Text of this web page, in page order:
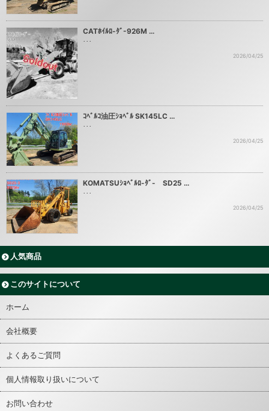
CATﾎｲﾙﾛ-ﾀﾞ-926M …
･･･
2026/04/25
ｺﾍﾞﾙｺ油圧ｼｮﾍﾞﾙ SK145LC …
･･･
2026/04/25
KOMATSUｼｮﾍﾞﾙﾛ-ﾀﾞ- SD25 …
･･･
2026/04/25
人気商品
このサイトについて
ホーム
会社概要
よくあるご質問
個人情報取り扱いについて
お問い合わせ